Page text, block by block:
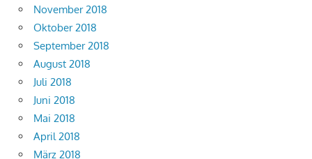
November 2018
Oktober 2018
September 2018
August 2018
Juli 2018
Juni 2018
Mai 2018
April 2018
März 2018